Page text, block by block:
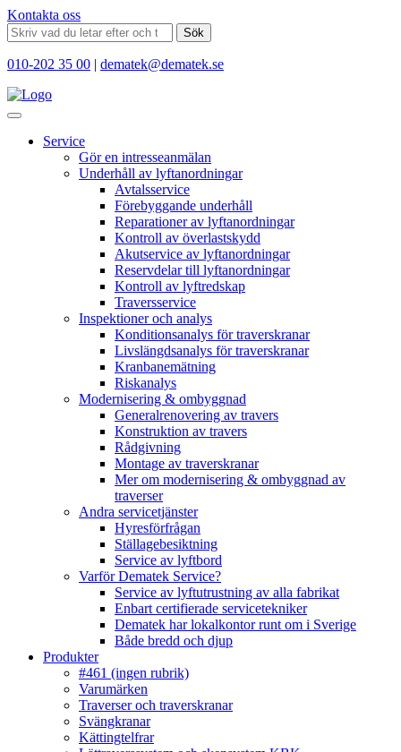
Kontakta oss
Sök
010-202 35 00 | dematek@dematek.se
Service
Gör en intresseanmälan
Underhåll av lyftanordningar
Avtalsservice
Förebyggande underhåll
Reparationer av lyftanordningar
Kontroll av överlastskydd
Akutservice av lyftanordningar
Reservdelar till lyftanordningar
Kontroll av lyftredskap
Traversservice
Inspektioner och analys
Konditionsanalys för traverskranar
Livslängdsanalys för traverskranar
Kranbanemätning
Riskanalys
Modernisering & ombyggnad
Generalrenovering av travers
Konstruktion av travers
Rådgivning
Montage av traverskranar
Mer om modernisering & ombyggnad av
traverser
Andra servicetjänster
Hyresförfrågan
Ställagebesiktning
Service av lyftbord
Varför Dematek Service?
Service av lyftutrustning av alla fabrikat
Enbart certifierade servicetekniker
Dematek har lokalkontor runt om i Sverige
Både bredd och djup
Produkter
#461 (ingen rubrik)
Varumärken
Traverser och traverskranar
Svängkranar
Kättingtelfrar